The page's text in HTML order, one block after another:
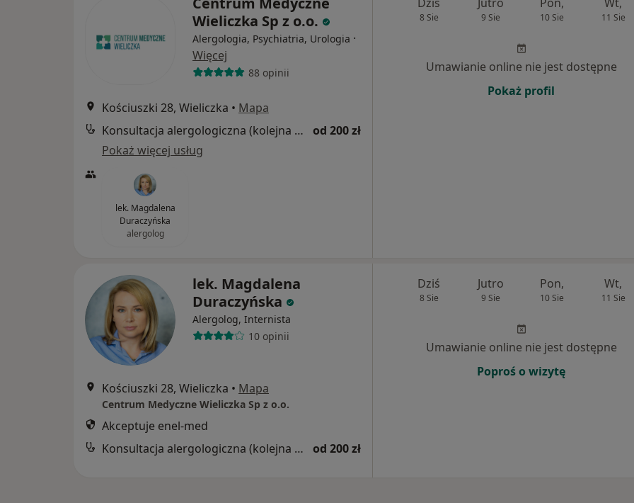
Wieliczka Sp z o.o.
Alergologia, Psychiatria, Urologia ·
Więcej
88 opinii
Kościuszki 28, Wieliczka • Mapa
Konsultacja alergologiczna (kolejna wizyta)
od 200 zł
Pokaż więcej usług
lek. Magdalena
Duraczyńska
alergolog
8 Sie 9 Sie 10 Sie 11 Sie
Umawianie online nie jest dostępne
Pokaż profil
lek. Magdalena
Duraczyńska
Alergolog, Internista
10 opinii
Kościuszki 28, Wieliczka • Mapa
Centrum Medyczne Wieliczka Sp z o.o.
Akceptuje enel-med
Konsultacja alergologiczna (kolejna wizyta)
od 200 zł
Dziś
8 Sie
Jutro
9 Sie
Pon,
10 Sie
Wt,
11 Sie
Umawianie online nie jest dostępne
Poproś o wizytę